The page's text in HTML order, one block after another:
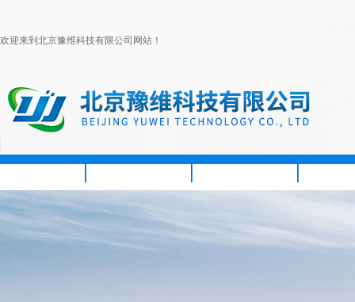
欢迎来到北京豫维科技有限公司网站！